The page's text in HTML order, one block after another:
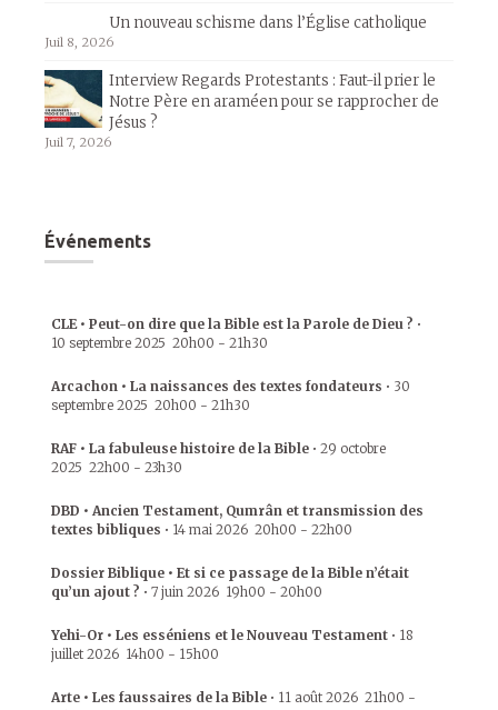
Un nouveau schisme dans l’Église catholique
Juil 8, 2026
Interview Regards Protestants : Faut-il prier le
Notre Père en araméen pour se rapprocher de
Jésus ?
Juil 7, 2026
Événements
CLE • Peut-on dire que la Bible est la Parole de Dieu ? •
10 septembre 2025 20h00 - 21h30
Arcachon • La naissances des textes fondateurs • 30
septembre 2025 20h00 - 21h30
RAF • La fabuleuse histoire de la Bible • 29 octobre
2025 22h00 - 23h30
DBD • Ancien Testament, Qumrân et transmission des
textes bibliques • 14 mai 2026 20h00 - 22h00
Dossier Biblique • Et si ce passage de la Bible n’était
qu’un ajout ? • 7 juin 2026 19h00 - 20h00
Yehi-Or • Les esséniens et le Nouveau Testament • 18
juillet 2026 14h00 - 15h00
Arte • Les faussaires de la Bible • 11 août 2026 21h00 -